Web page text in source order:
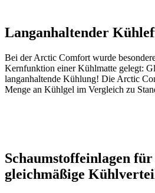
Langanhaltender
Bei der Arctic Comfort wurde
Kernfunktion einer Kühlmatte gelegt:
langanhaltende Kühlung! Die Arctic
Menge an Kühlgel im Vergleich zu
Schaumstoffeinlagen für
gleichmäßige